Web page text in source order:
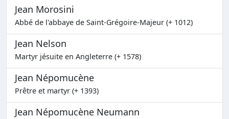
Jean Morosini
Abbé de l'abbaye de Saint-Grégoire-Majeur (+ 1012)
Jean Nelson
Martyr jésuite en Angleterre (+ 1578)
Jean Népomucène
Prêtre et martyr (+ 1393)
Jean Népomucène Neumann